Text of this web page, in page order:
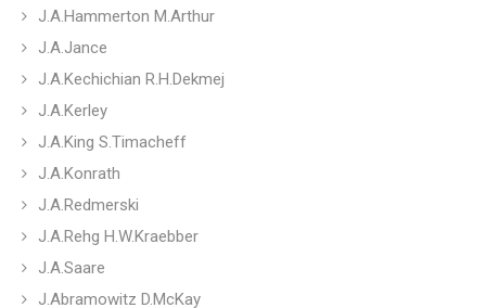
J.A.Hammerton M.Arthur
J.A.Jance
J.A.Kechichian R.H.Dekmej
J.A.Kerley
J.A.King S.Timacheff
J.A.Konrath
J.A.Redmerski
J.A.Rehg H.W.Kraebber
J.A.Saare
J.Abramowitz D.McKay